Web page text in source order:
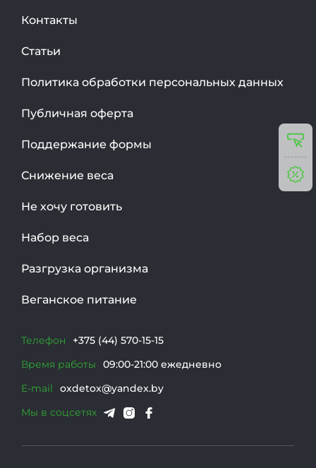
Телефон
+375 (44) 570-15-15
Время работы
09:00-21:00 ежедневно
E-mail
oxdetox@yandex.by
Мы в соцсетях
Контакты
Статьи
Политика обработки персональных данных
Публичная оферта
Поддержание формы
Снижение веса
Не хочу готовить
Набор веса
Разгрузка организма
Веганское питание